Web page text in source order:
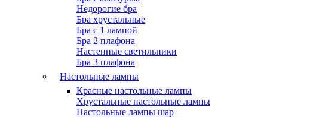
Недорогие бра
Бра хрустальные
Бра с 1 лампой
Бра 2 плафона
Настенные светильники
Бра 3 плафона
Настольные лампы
Красные настольные лампы
Хрустальные настольные лампы
Настольные лампы шар